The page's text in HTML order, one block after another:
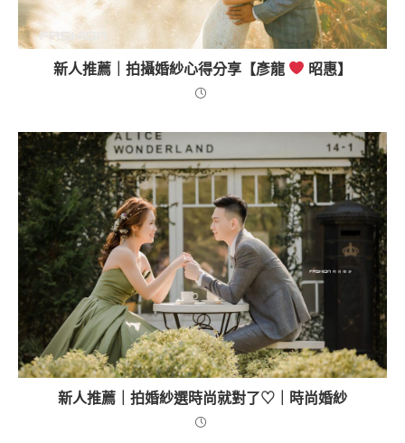
新人推薦｜拍攝婚紗心得分享【彥龍 昭惠】
新人推薦｜拍婚紗選時尚就對了♡｜時尚婚紗